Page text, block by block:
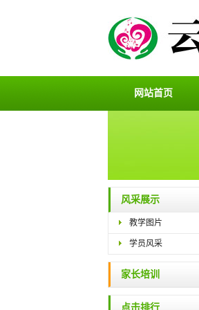
网站首页
风采展示
教学图片
学员风采
家长培训
点击排行